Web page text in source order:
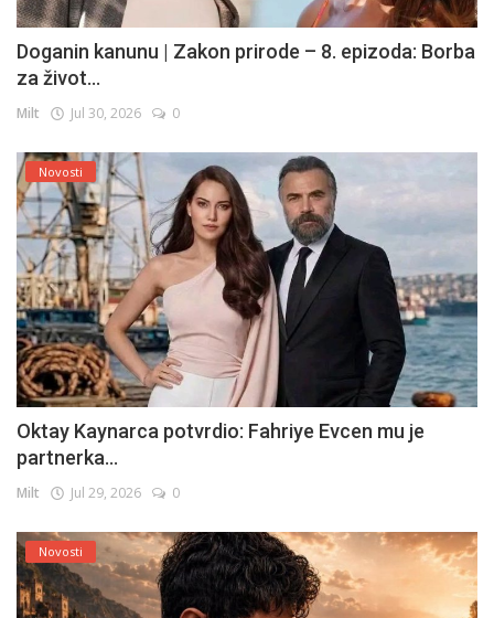
Doganin kanunu | Zakon prirode – 8. epizoda: Borba
za život...
Milt Jul 30, 2026 0
Novosti
Oktay Kaynarca potvrdio: Fahriye Evcen mu je
partnerka...
Milt Jul 29, 2026 0
Novosti